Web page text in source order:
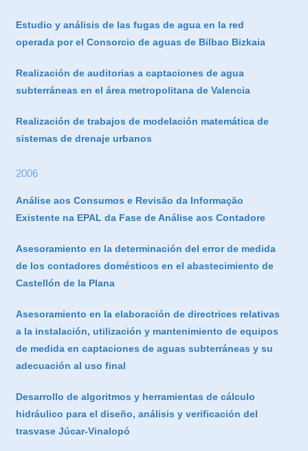
Estudio y análisis de las fugas de agua en la red
operada por el Consorcio de aguas de Bilbao Bizkaia
Realización de auditorias a captaciones de agua
subterráneas en el área metropolitana de Valencia
Realización de trabajos de modelación matemática de
sistemas de drenaje urbanos
2006
Análise aos Consumos e Revisão da Informação
Existente na EPAL da Fase de Análise aos Contadore
Asesoramiento en la determinación del error de medida
de los contadores domésticos en el abastecimiento de
Castellón de la Plana
Asesoramiento en la elaboración de directrices relativas
a la instalación, utilización y mantenimiento de equipos
de medida en captaciones de aguas subterráneas y su
adecuación al uso final
Desarrollo de algoritmos y herramientas de cálculo
hidráulico para el diseño, análisis y verificación del
trasvase Júcar-Vinalopó